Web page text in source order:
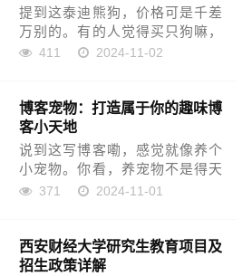
提到这泰迪熊狗，价格可是千差
万别的。有的人觉得买只狗嘛，
不就几百块的事儿，可你要是想
这狗市上的价格吧，按大城市、
小城市还有乡镇来分，价格可...
411 2024-11-02
博客宠物：打造属于你的趣味博
客小天地
说到这写博客嘞，感觉就像养个
小宠物。你看，养宠物不是得天
天喂么？博客也一样，得天天往
这博客就跟饿着的狗似的，没啥
生气。 啥是博客宠物嘞？...
371 2024-11-01
西安财经大学研究生教育项目及
招生政策详解